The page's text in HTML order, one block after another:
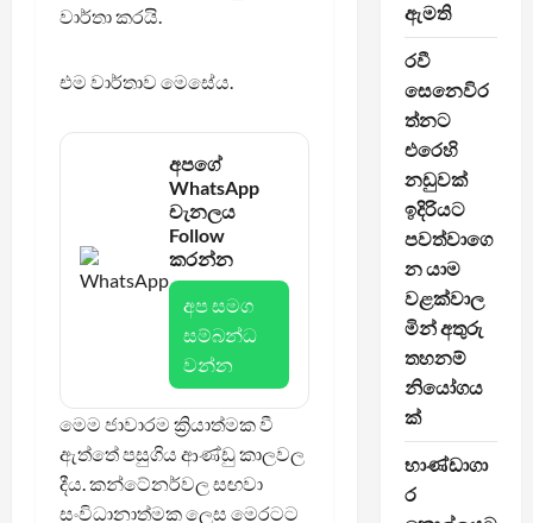
වාර්තා කරයි.
එම වාර්තාව මෙසේය.
අපගේ
WhatsApp
චැනලය
Follow
කරන්න
අප සමග
සම්බන්ධ
වන්න
මෙම ජාවාරම ක්‍රියාත්මක වී
ඇත්තේ පසුගිය ආණ්ඩු කාලවල
දීය. කන්ටේනර්වල සඟවා
සංවිධානාත්මක ලෙස මෙරටට
ඇමති
රවී
සෙනෙවිර
ත්නට
එරෙහි
නඩුවක්
ඉදිරියට
පවත්වාගෙ
න යාම
වළක්වාල
මින් අතුරු
තහනම්
නියෝගය
ක්
භාණ්ඩාගා
ර